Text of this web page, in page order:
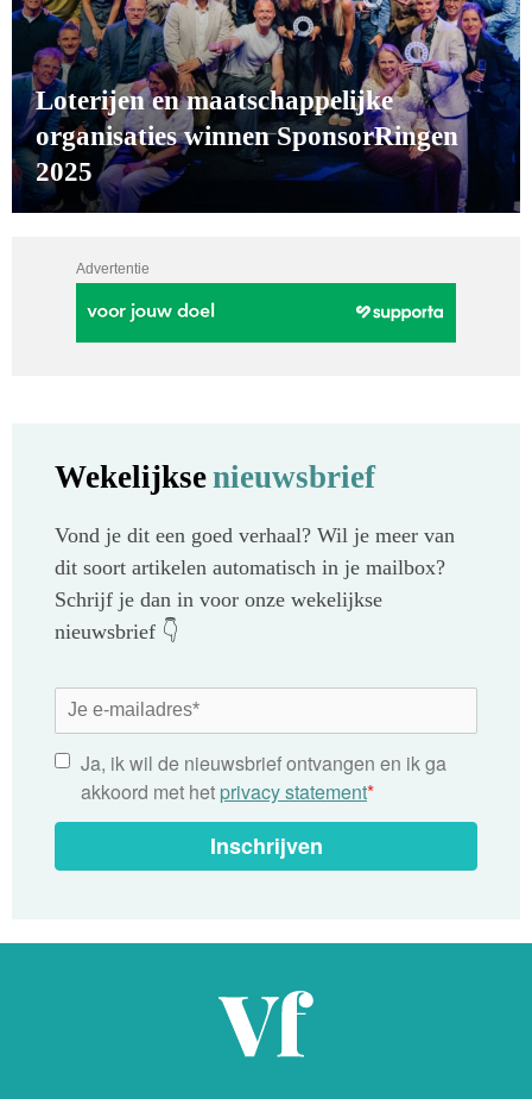
Loterijen en maatschappelijke
organisaties winnen SponsorRingen
2025
Advertentie
Wekelijksenieuwsbrief
Vond je dit een goed verhaal? Wil je meer van
dit soort artikelen automatisch in je mailbox?
Schrijf je dan in voor onze wekelijkse
nieuwsbrief 👇
Ja, ik wil de nieuwsbrief ontvangen en ik ga
akkoord met het privacy statement*
Inschrijven